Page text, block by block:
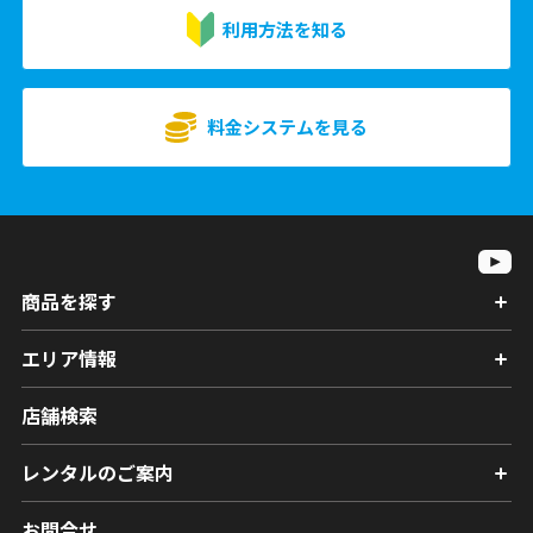
利用方法を知る
料金システムを見る
商品を探す
エリア情報
店舗検索
レンタルのご案内